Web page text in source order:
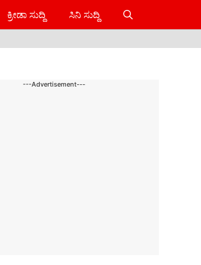
ಕ್ರೀಡಾ ಸುದ್ದಿ ಸಿನಿ ಸುದ್ದಿ
---Advertisement---